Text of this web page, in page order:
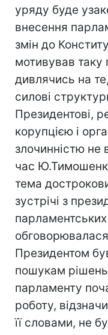
уряду буде
внесення
змін до
мотивував
дивлячись на
силові
Президентові,
корупцією і
злочинністю не
час
тема
зустрічі з
Президентом
пошукам
парламенту
роботу,
її словами, не